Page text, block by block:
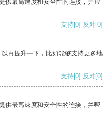
供最高速度和安全性的连接，并帮
支持[0] 反对[0]
再提升一下，比如能够支持更多地
支持[0] 反对[0]
供最高速度和安全性的连接，并帮